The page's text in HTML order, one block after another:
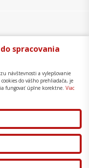
Správa cookies
Mapa stránky
Coaching College,
spracovania
návštevnosti a vylepšovanie
do vášho prehliadača, je
fungovať úplne korektne. Viac